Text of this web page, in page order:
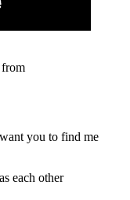
you to find me
each other